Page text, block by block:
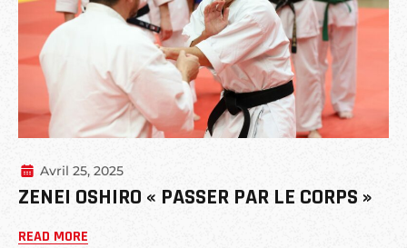
Avril 25, 2025
ZENEI OSHIRO « PASSER PAR LE CORPS »
READ MORE